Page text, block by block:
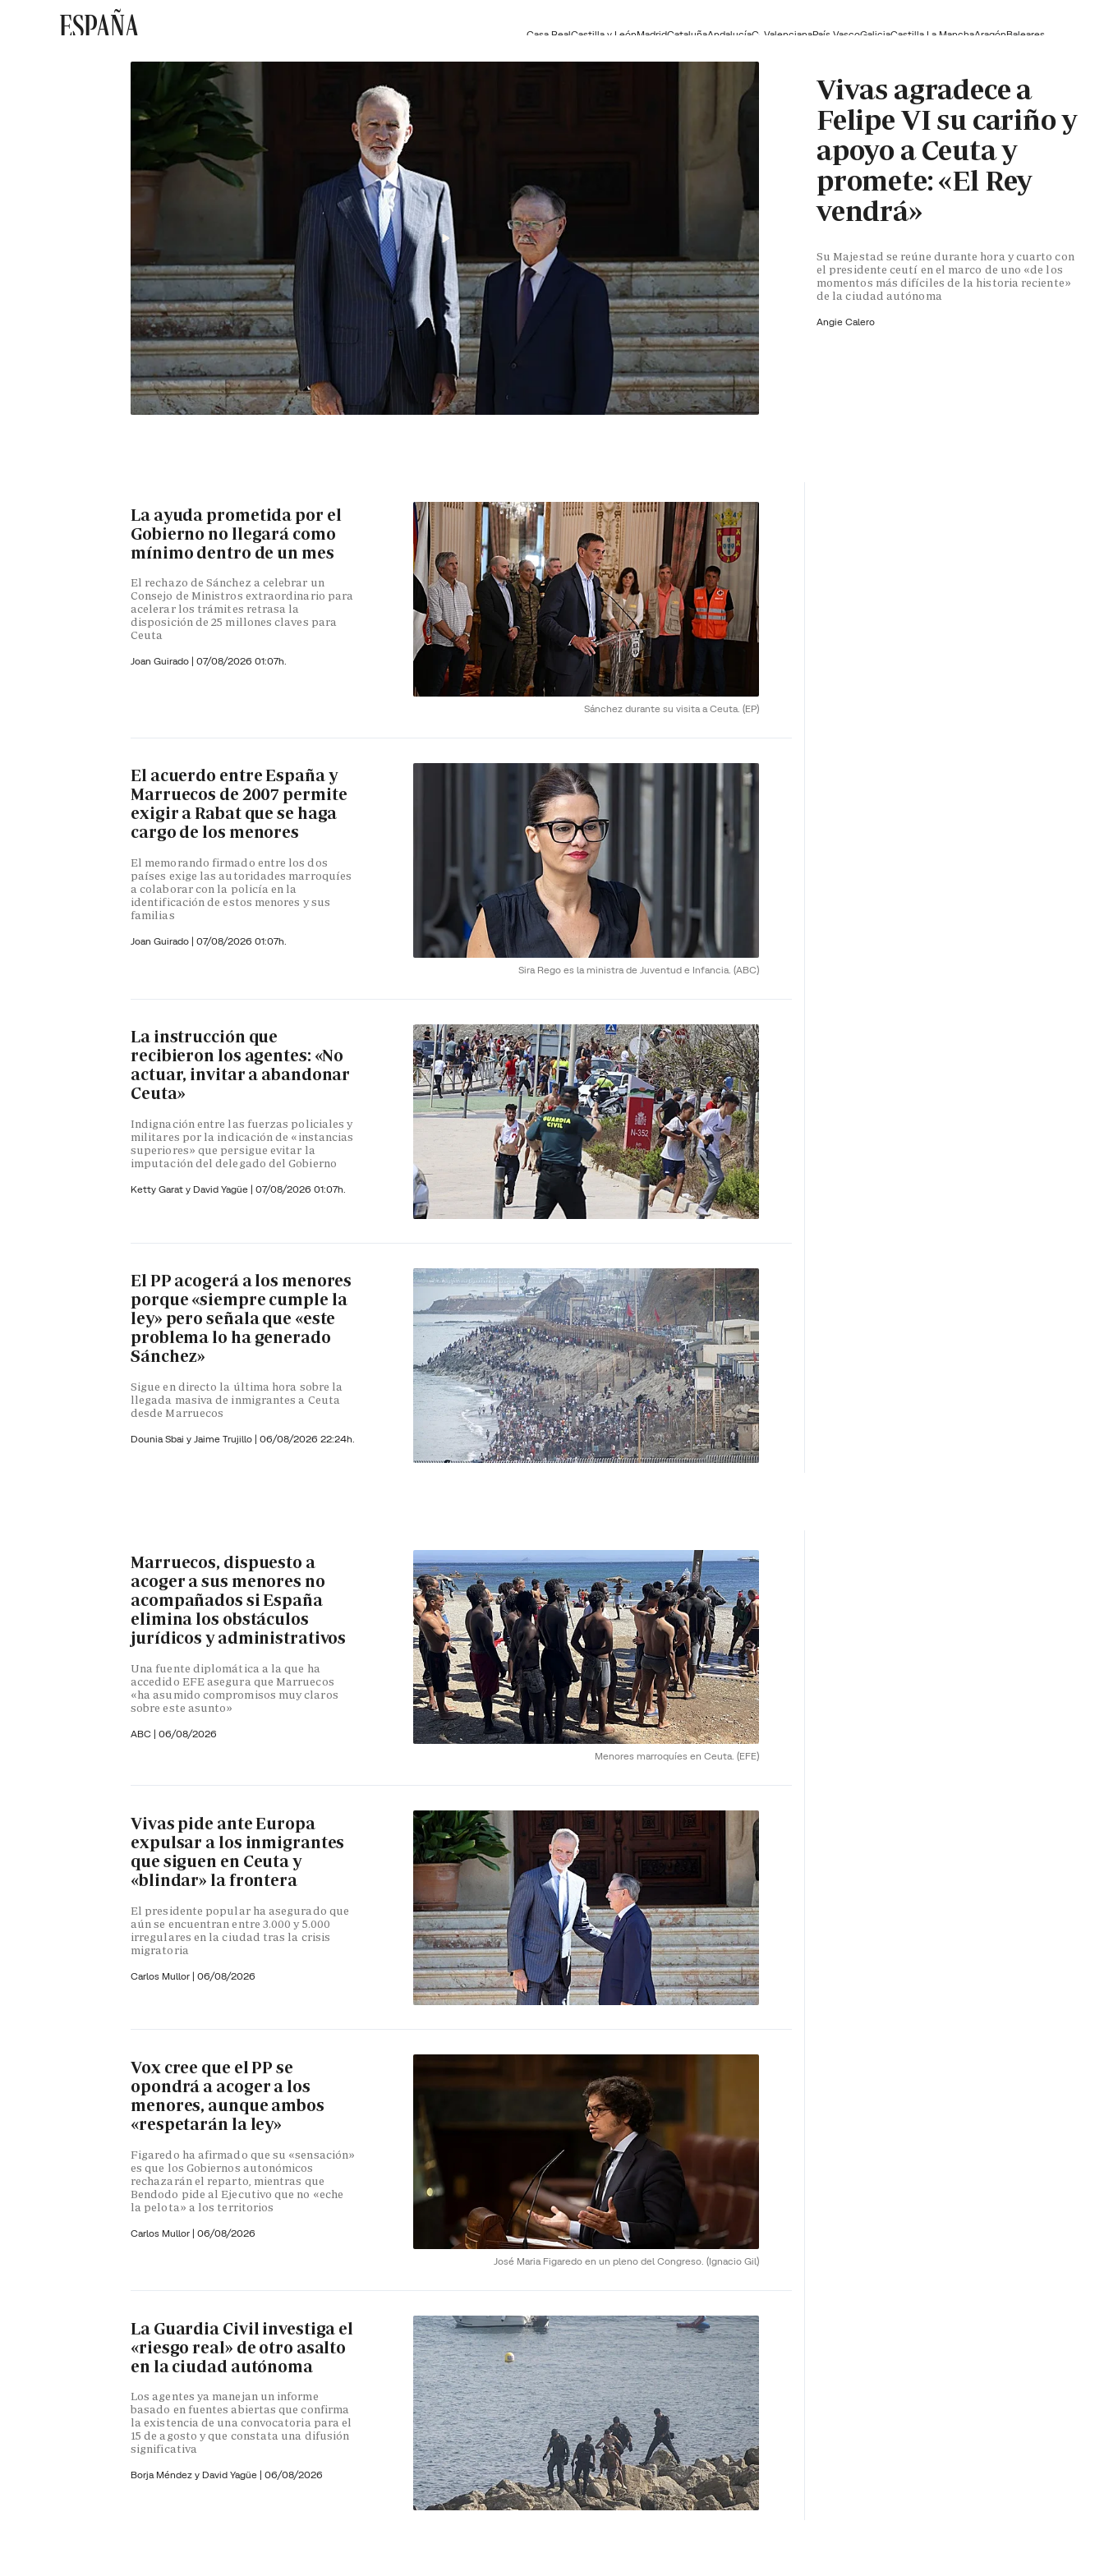
ESPAÑA Casa RealCastilla y LeónMadridCataluñaAndalucíaC. ValencianaPaís VascoGaliciaCastilla La ManchaAragónBaleares
Vivas agradece a
Felipe VI su cariño y
apoyo a Ceuta y
promete: «El Rey
vendrá»
Su Majestad se reúne durante hora y cuarto con
el presidente ceutí en el marco de uno «de los
momentos más difíciles de la historia reciente»
de la ciudad autónoma
Angie Calero
Sánchez durante su visita a Ceuta. (EP)
La ayuda prometida por el
Gobierno no llegará como
mínimo dentro de un mes
El rechazo de Sánchez a celebrar un
Consejo de Ministros extraordinario para
acelerar los trámites retrasa la
disposición de 25 millones claves para
Ceuta
Joan Guirado | 07/08/2026 01:07h.
Sira Rego es la ministra de Juventud e Infancia. (ABC)
El acuerdo entre España y
Marruecos de 2007 permite
exigir a Rabat que se haga
cargo de los menores
El memorando firmado entre los dos
países exige las autoridades marroquíes
a colaborar con la policía en la
identificación de estos menores y sus
familias
Joan Guirado | 07/08/2026 01:07h.
La instrucción que
recibieron los agentes: «No
actuar, invitar a abandonar
Ceuta»
Indignación entre las fuerzas policiales y
militares por la indicación de «instancias
superiores» que persigue evitar la
imputación del delegado del Gobierno
Ketty Garat y David Yagüe | 07/08/2026 01:07h.
El PP acogerá a los menores
porque «siempre cumple la
ley» pero señala que «este
problema lo ha generado
Sánchez»
Sigue en directo la última hora sobre la
llegada masiva de inmigrantes a Ceuta
desde Marruecos
Dounia Sbai y Jaime Trujillo | 06/08/2026 22:24h.
Menores marroquíes en Ceuta. (EFE)
Marruecos, dispuesto a
acoger a sus menores no
acompañados si España
elimina los obstáculos
jurídicos y administrativos
Una fuente diplomática a la que ha
accedido EFE asegura que Marruecos
«ha asumido compromisos muy claros
sobre este asunto»
ABC | 06/08/2026
Vivas pide ante Europa
expulsar a los inmigrantes
que siguen en Ceuta y
«blindar» la frontera
El presidente popular ha asegurado que
aún se encuentran entre 3.000 y 5.000
irregulares en la ciudad tras la crisis
migratoria
Carlos Mullor | 06/08/2026
José Maria Figaredo en un pleno del Congreso. (Ignacio Gil)
Vox cree que el PP se
opondrá a acoger a los
menores, aunque ambos
«respetarán la ley»
Figaredo ha afirmado que su «sensación»
es que los Gobiernos autonómicos
rechazarán el reparto, mientras que
Bendodo pide al Ejecutivo que no «eche
la pelota» a los territorios
Carlos Mullor | 06/08/2026
La Guardia Civil investiga el
«riesgo real» de otro asalto
en la ciudad autónoma
Los agentes ya manejan un informe
basado en fuentes abiertas que confirma
la existencia de una convocatoria para el
15 de agosto y que constata una difusión
significativa
Borja Méndez y David Yagüe | 06/08/2026